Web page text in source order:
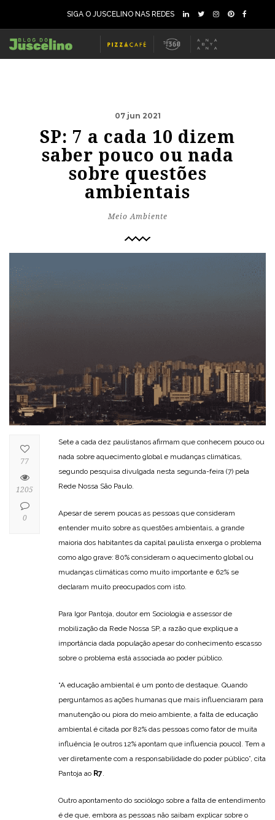
SIGA O JUSCELINO NAS REDES
07 jun 2021
SP: 7 a cada 10 dizem
saber pouco ou nada
sobre questões
ambientais
Meio Ambiente
Sete a cada dez paulistanos afirmam que conhecem pouco ou
nada sobre aquecimento global e mudanças climáticas,
segundo pesquisa divulgada nesta segunda-feira (7) pela
Rede Nossa São Paulo.
Apesar de serem poucas as pessoas que consideram
entender muito sobre as questões ambientais, a grande
maioria dos habitantes da capital paulista enxerga o problema
como algo grave: 80% consideram o aquecimento global ou
mudanças climáticas como muito importante e 62% se
declaram muito preocupados com isto.
Para Igor Pantoja, doutor em Sociologia e assessor de
mobilização da Rede Nossa SP, a razão que explique a
importância dada população apesar do conhecimento escasso
sobre o problema está associada ao poder público.
“A educação ambiental é um ponto de destaque. Quando
perguntamos as ações humanas que mais influenciaram para
manutenção ou piora do meio ambiente, a falta de educação
ambiental é citada por 82% das pessoas como fator de muita
influência [e outros 12% apontam que influencia pouco]. Tem a
ver diretamente com a responsabilidade do poder público”, cita
Pantoja ao R7.
Outro apontamento do sociólogo sobre a falta de entendimento
é de que, embora as pessoas não saibam explicar sobre o
77
1205
0